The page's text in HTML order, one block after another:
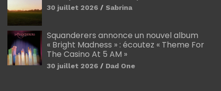
30 juillet 2026 Sabrina
Squanderers annonce un nouvel album
« Bright Madness » : écoutez « Theme For
The Casino At 5 AM »
30 juillet 2026 Dad One